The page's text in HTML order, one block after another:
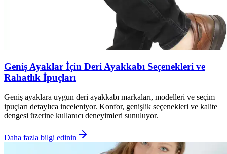
Geniş Ayaklar İçin Deri Ayakkabı Seçenekleri ve
Rahatlık İpuçları
Geniş ayaklara uygun deri ayakkabı markaları, modelleri ve seçim
ipuçları detaylıca inceleniyor. Konfor, genişlik seçenekleri ve kalite
dengesi üzerine kullanıcı deneyimleri sunuluyor.
Daha fazla bilgi edinin